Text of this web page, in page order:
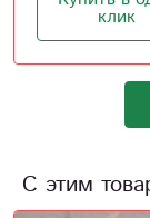
С этим